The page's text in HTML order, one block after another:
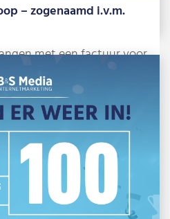
– zogenaamd i.v.m.
met een factuur voor
‘Domeinregistratie
Lees meer »